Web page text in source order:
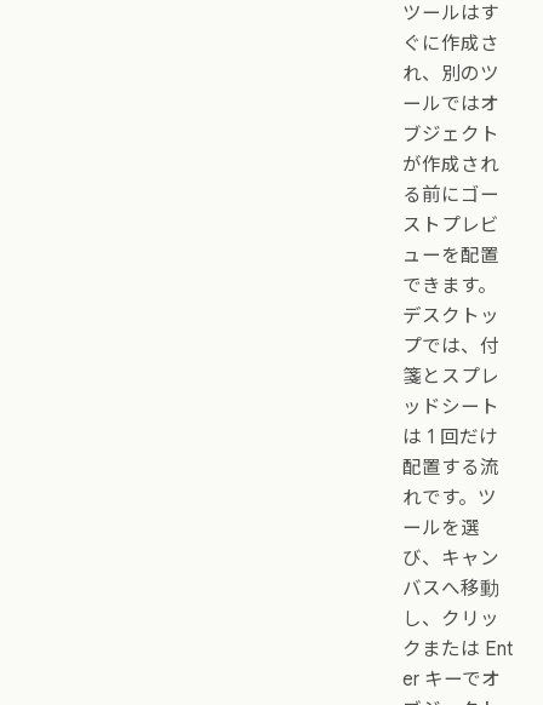
ツールはす
ぐに作成さ
れ、別のツ
ールではオ
ブジェクト
が作成され
る前にゴー
ストプレビ
ューを配置
できます。
デスクトッ
プでは、付
箋とスプレ
ッドシート
は 1 回だけ
配置する流
れです。ツ
ールを選
び、キャン
バスへ移動
し、クリッ
クまたは Ent
er キーでオ